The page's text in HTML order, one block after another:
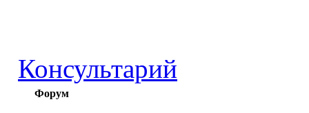
Консультарий
Форум